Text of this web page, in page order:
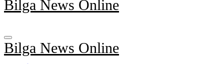
Bilga News Online
Bilga News Online